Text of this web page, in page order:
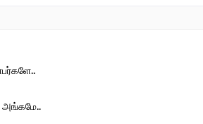
அங்கமே..